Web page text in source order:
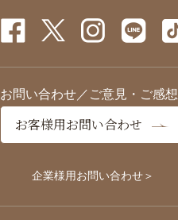
お問い合わせ／ご意見・ご感想
お客様用お問い合わせ
企業様用お問い合わせ＞